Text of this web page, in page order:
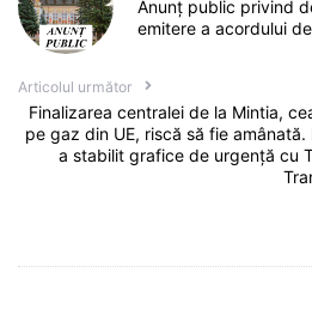
Anunţ public privind
emitere a acordului
Articolul următor
Finalizarea centralei de la Mintia,
pe gaz din UE, riscă să fie amânată.
a stabilit grafice de urgență cu